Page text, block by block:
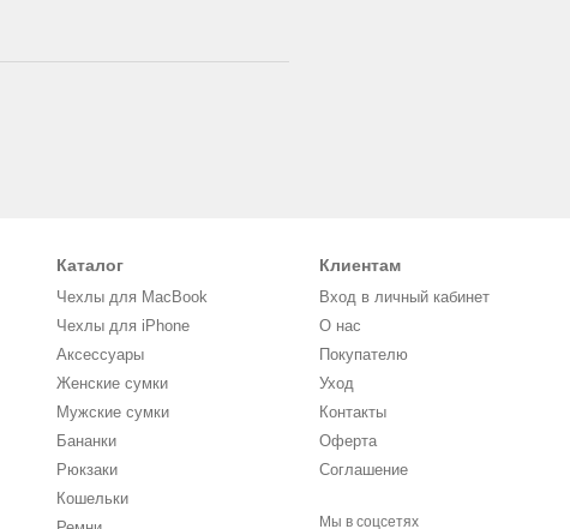
Каталог
Чехлы для MacBook
Чехлы для iPhone
Аксессуары
Женские сумки
Мужские сумки
Бананки
Рюкзаки
Кошельки
Клиентам
Вход в личный кабинет
О нас
Покупателю
Уход
Контакты
Оферта
Соглашение
Мы в соцсетях